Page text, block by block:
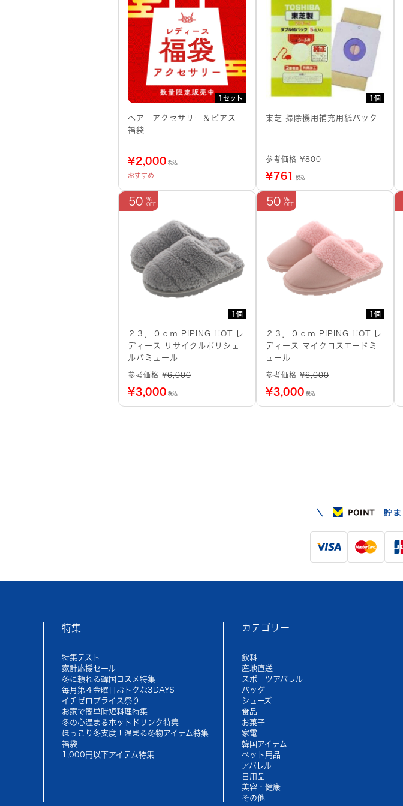
1セット
へアーアクセサリー＆ピアス
福袋
¥2,000 税込
おすすめ
1個
東芝 掃除機用補充用紙パック
参考価格 ¥800
¥761 税込
1個
50
２３．０ｃｍ PIPING HOT レ
ディース リサイクルポリシェ
ルパミュール
参考価格 ¥6,000
¥3,000 税込
1個
50
２３．０ｃｍ PIPING HOT レ
ディース マイクロスエードミ
ュール
参考価格 ¥6,000
¥3,000 税込
特集
特集テスト
家計応援セール
冬に頼れる韓国コスメ特集
毎月第４金曜日おトクな3DAYS
イチゼロプライス祭り
お家で簡単時短料理特集
冬の心温まるホットドリンク特集
ほっこり冬支度！温まる冬物アイテム特集
福袋
1,000円以下アイテム特集
カテゴリー
飲料
産地直送
スポーツアパレル
バッグ
シューズ
食品
お菓子
家電
韓国アイテム
ペット用品
アパレル
日用品
美容・健康
その他